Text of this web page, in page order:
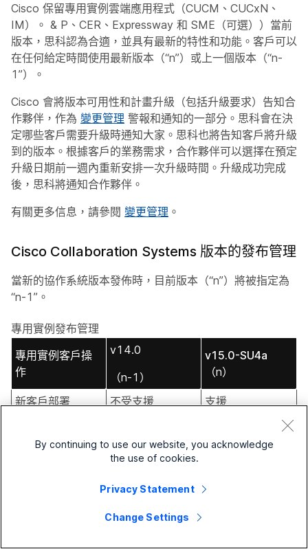
Cisco 保留專用實例雲端應用程式（CUCM、CUCxN、
IM）。 & P、CER、Expressway 和 SME（可選））當前
版本，思科認為合適，並具有最新的特性和功能。客戶可以
在任何給定時間使用最新版本（“n”）或上一個版本（“n-
1”）。
Cisco 會將版本可用性和計畫升級（包括升級要求）告知合
作夥伴，作為 變更管理 警報和通知的一部分。思科會在決
定哪些客戶需要升級時通知大家。思科也將告知客戶將升級
到的版本。根據客戶的業務需求，合作夥伴可以選擇在預定
升級日期前一週內重新安排一次升級時間。升級成功完成
後，思科將通知合作夥伴。
有關更多信息，請參閱 變更管理 。
Cisco Collaboration Systems 版本的發布管理
當新的協作系統版本發佈時，目前版本（“n”）將被指定為
“n-1”。
專用實例發布管理
專用實例客戶操
作
v14.0
（n-1）
v15.0-SU4a
（n）
新客戶部署 不受支援 支援
v15SU4a
否
上表中提到的目前「n-1」已進入支援期結束階段。仍在使
用此版本的用戶必須升級到最新版本。思科將透過通知合作
By continuing to use our website, you acknowledge
the use of cookies.
Privacy Statement
Change Settings